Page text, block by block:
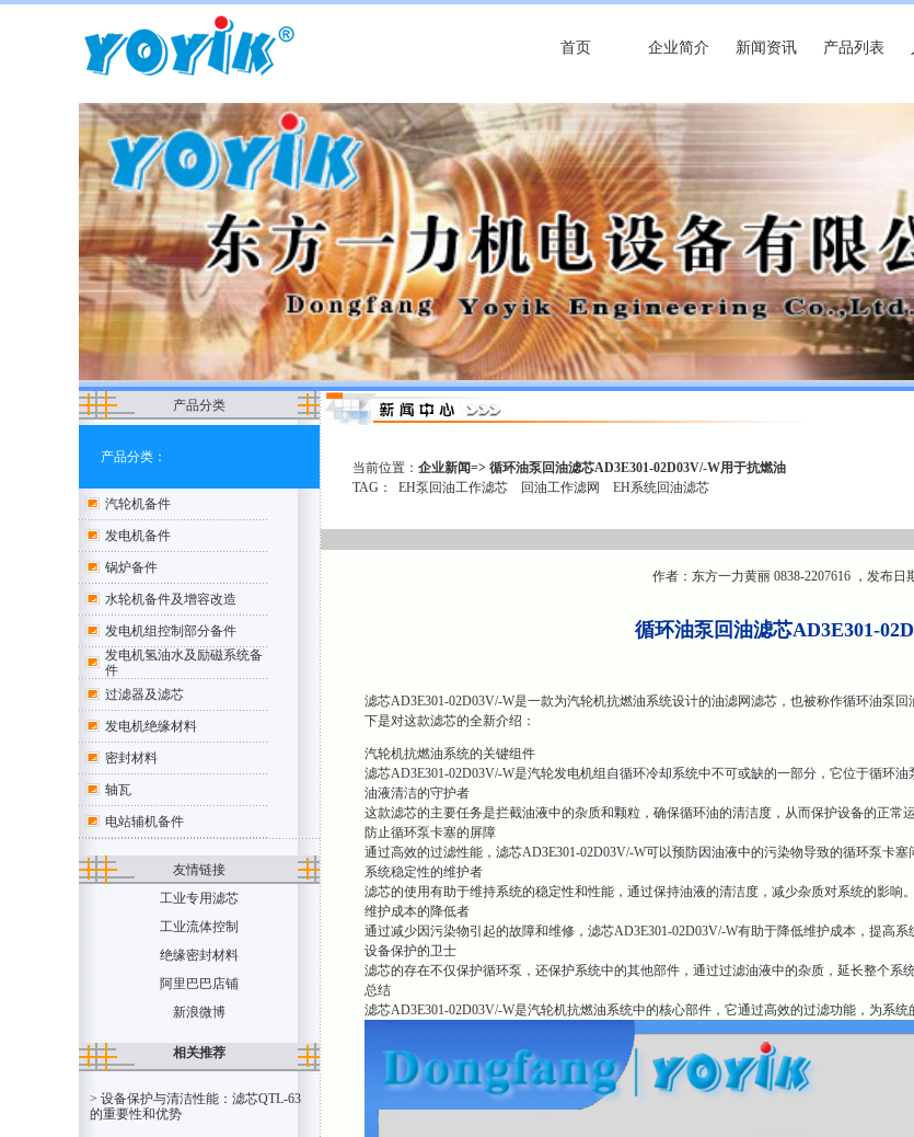
首页 企业简介 新闻资讯 产品列表
产品分类
产品分类：
汽轮机备件
发电机备件
锅炉备件
水轮机备件及增容改造
发电机组控制部分备件
发电机氢油水及励磁系统备
件
过滤器及滤芯
发电机绝缘材料
密封材料
轴瓦
电站辅机备件
友情链接
工业专用滤芯
工业流体控制
绝缘密封材料
阿里巴巴店铺
新浪微博
相关推荐
> 设备保护与清洁性能：滤芯QTL-63
的重要性和优势
当前位置：企业新闻=> 循环油泵回油滤芯AD3E301-02D03V/-W用于抗燃油
TAG：EH泵回油工作滤芯 回油工作滤网
EH系统回油滤芯
作者：东方一力黄丽 0838-2207616 ，发布
循环油泵回油滤芯AD3E301-
滤芯AD3E301-02D03V/-W是一款为汽轮机抗燃油系统设计的油滤网滤芯，也被称作循环油泵
下是对这款滤芯的全新介绍：
汽轮机抗燃油系统的关键组件
滤芯AD3E301-02D03V/-W是汽轮发电机组自循环冷却系统中不可或缺的一部分，它位于循环油
油液清洁的守护者
这款滤芯的主要任务是拦截油液中的杂质和颗粒，确保循环油的清洁度，从而保护设备的正常
防止循环泵卡塞的屏障
通过高效的过滤性能，滤芯AD3E301-02D03V/-W可以预防因油液中的污染物导致的循环泵卡塞
系统稳定性的维护者
滤芯的使用有助于维持系统的稳定性和性能，通过保持油液的清洁度，减少杂质对系统的影响。
维护成本的降低者
通过减少因污染物引起的故障和维修，滤芯AD3E301-02D03V/-W有助于降低维护成本，提高系
设备保护的卫士
滤芯的存在不仅保护循环泵，还保护系统中的其他部件，通过过滤油液中的杂质，延长整个系统
总结
滤芯AD3E301-02D03V/-W是汽轮机抗燃油系统中的核心部件，它通过高效的过滤功能，为系统